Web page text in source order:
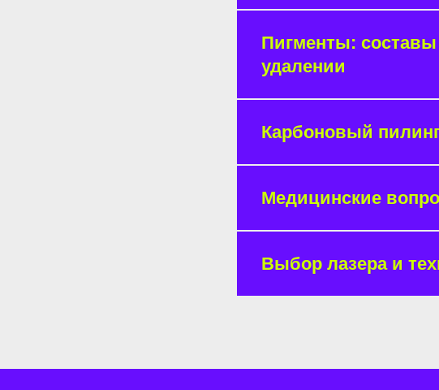
Пигменты: составы
удалении
Карбоновый
Медицинские
Выбор лазера и